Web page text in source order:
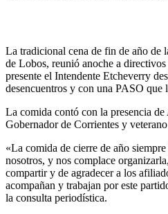
La tradicional cena de fin de año de
de Lobos, reunió anoche a
presente el Intendente Etcheverry
desencuentros y con una PASO que
La comida contó con la presencia
Gobernador de Corrientes y
«La comida de cierre de año
nosotros, y nos complace
compartir y de agradecer a los
acompañan y trabajan por este
la consulta periodística.